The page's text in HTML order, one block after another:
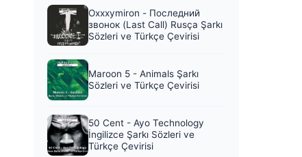
Oxxxymiron - Последний
звонок (Last Call) Rusça Şarkı
Sözleri ve Türkçe Çevirisi
Maroon 5 - Animals Şarkı
Sözleri ve Türkçe Çevirisi
50 Cent - Ayo Technology
İngilizce Şarkı Sözleri ve
Türkçe Çevirisi